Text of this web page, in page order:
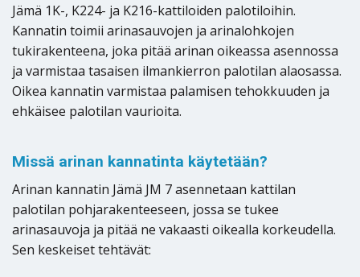
Jämä 1K-, K224- ja K216-kattiloiden palotiloihin.
Kannatin toimii arinasauvojen ja arinalohkojen
tukirakenteena, joka pitää arinan oikeassa asennossa
ja varmistaa tasaisen ilmankierron palotilan alaosassa.
Oikea kannatin varmistaa palamisen tehokkuuden ja
ehkäisee palotilan vaurioita.
Missä arinan kannatinta käytetään?
Arinan kannatin Jämä JM 7 asennetaan kattilan
palotilan pohjarakenteeseen, jossa se tukee
arinasauvoja ja pitää ne vakaasti oikealla korkeudella.
Sen keskeiset tehtävät: